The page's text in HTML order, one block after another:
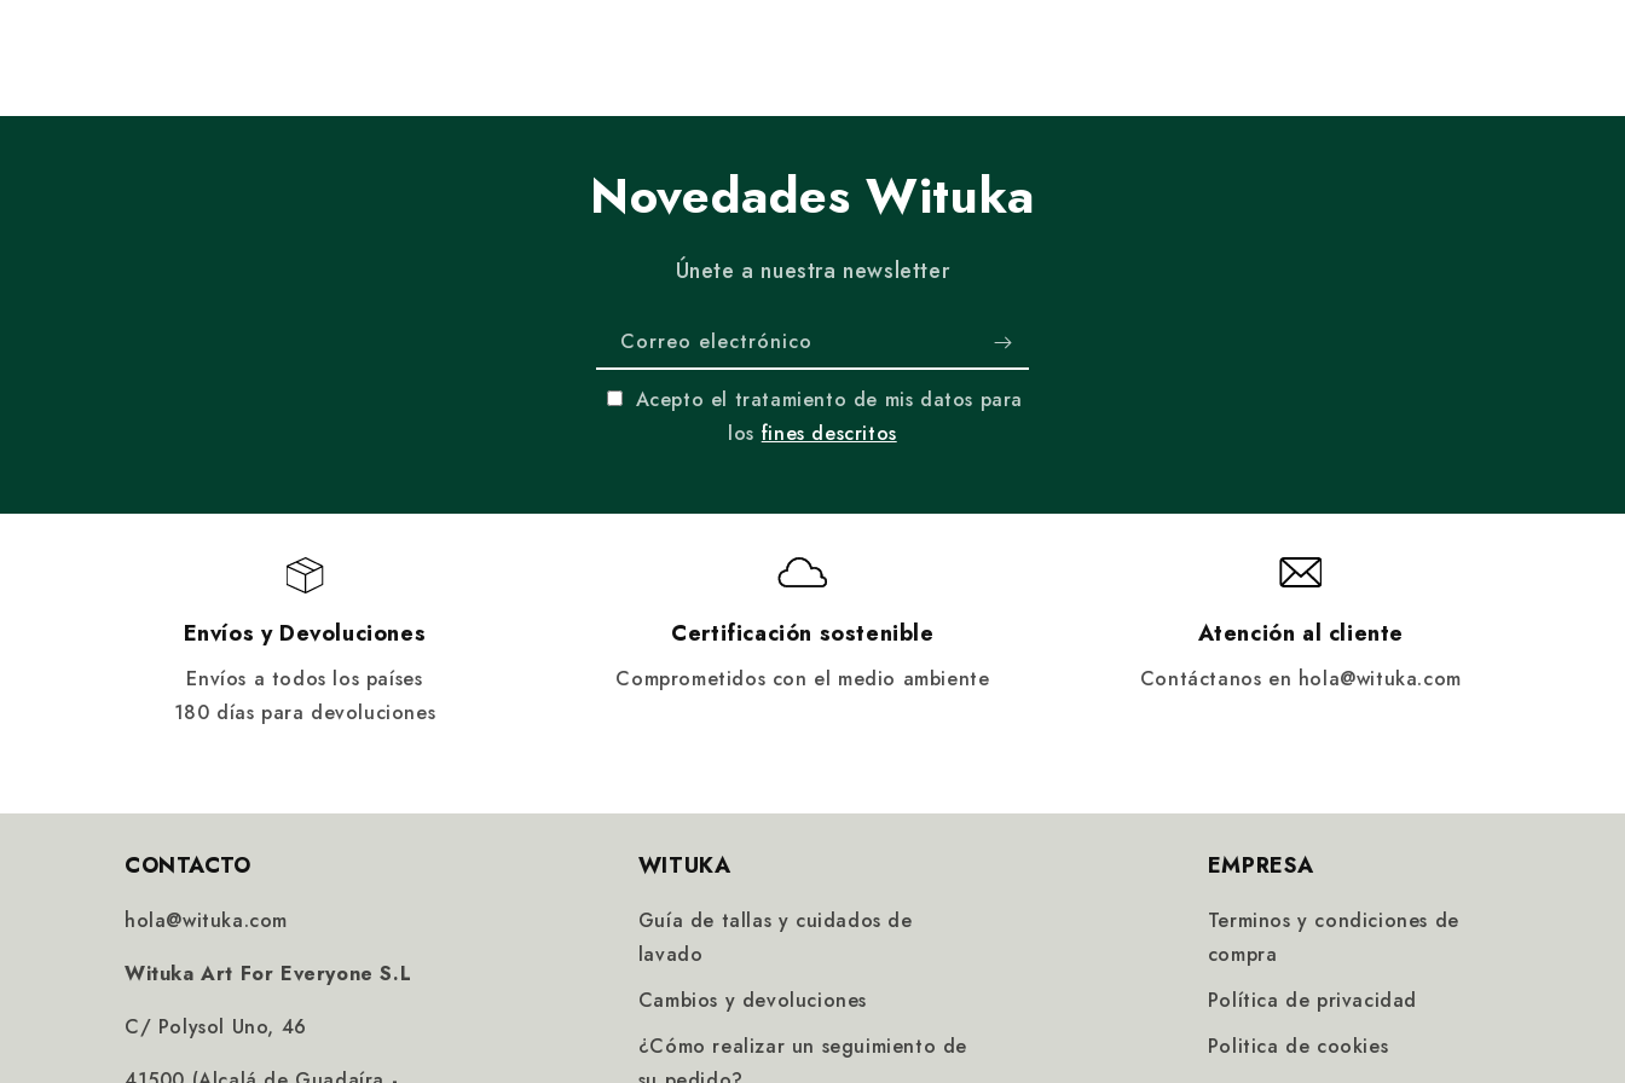
Novedades Wituka
Únete a nuestra newsletter
Correo electrónico
Acepto el tratamiento de mis datos para
los fines descritos
Envíos y Devoluciones
Envíos a todos los países
180 días para devoluciones
Certificación sostenible
Comprometidos con el medio ambiente
Atención al cliente
Contáctanos en hola@wituka.com
CONTACTO
hola@wituka.com
Wituka Art For Everyone S.L
C/ Polysol Uno, 46
WITUKA
Guía de tallas y cuidados de
lavado
Cambios y devoluciones
¿Cómo realizar un seguimiento de
EMPRESA
Terminos y condiciones de
compra
Política de privacidad
Politica de cookies